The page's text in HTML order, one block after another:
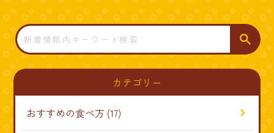
検
索
カテゴリー
おすすめの食べ方 (17)